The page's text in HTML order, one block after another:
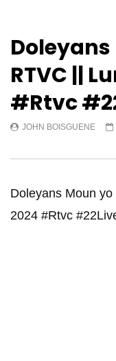
RTVC ||
#Rtvc
JOHN BOISGUENE
Doleyans Moun
2024 #Rtvc